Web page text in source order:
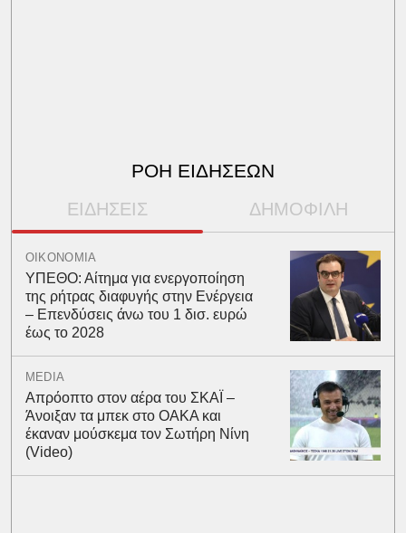
ΡΟΗ ΕΙΔΗΣΕΩΝ
ΕΙΔΗΣΕΙΣ ΔΗΜΟΦΙΛΗ
ΟΙΚΟΝΟΜΙΑ
ΥΠΕΘΟ: Αίτημα για ενεργοποίηση
της ρήτρας διαφυγής στην Ενέργεια
– Επενδύσεις άνω του 1 δισ. ευρώ
έως το 2028
MEDIA
Απρόοπτο στον αέρα του ΣΚΑΪ –
Άνοιξαν τα μπεκ στο ΟΑΚΑ και
έκαναν μούσκεμα τον Σωτήρη Νίνη
(Video)